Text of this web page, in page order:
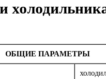
ОБЩИЕ ПАРАМЕТРЫ